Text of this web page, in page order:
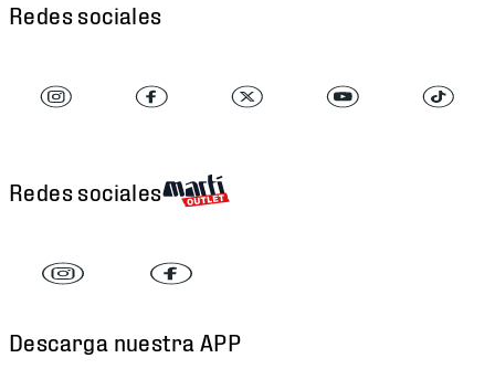
Redes sociales
Redes sociales
Descarga nuestra APP